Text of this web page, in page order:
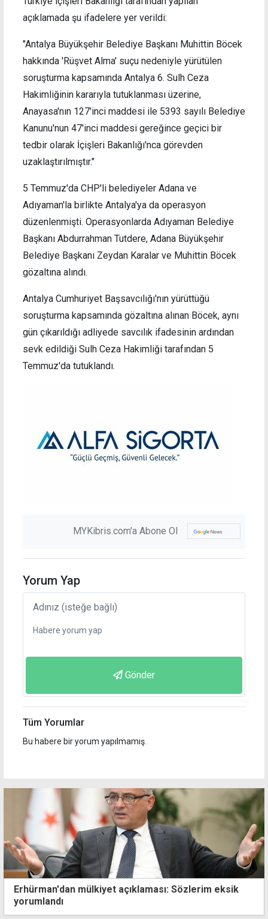
açıklamada şu ifadelere yer verildi:
"Antalya Büyükşehir Belediye Başkanı Muhittin Böcek
hakkında 'Rüşvet Alma' suçu nedeniyle yürütülen
soruşturma kapsamında Antalya 6. Sulh Ceza
Hakimliğinin kararıyla tutuklanması üzerine,
Anayasa'nın 127'inci maddesi ile 5393 sayılı Belediye
Kanunu'nun 47'inci maddesi gereğince geçici bir
tedbir olarak İçişleri Bakanlığı'nca görevden
uzaklaştırılmıştır."
5 Temmuz'da CHP'li belediyeler Adana ve
Adıyaman'la birlikte Antalya'ya da operasyon
düzenlenmişti. Operasyonlarda Adıyaman Belediye
Başkanı Abdurrahman Tutdere, Adana Büyükşehir
Belediye Başkanı Zeydan Karalar ve Muhittin Böcek
gözaltına alındı.
Antalya Cumhuriyet Başsavcılığı'nın yürüttüğü
soruşturma kapsamında gözaltına alınan Böcek, aynı
gün çıkarıldığı adliyede savcılık ifadesinin ardından
sevk edildiği Sulh Ceza Hakimliği tarafından 5
Temmuz'da tutuklandı.
MYKibris.com'a Abone Ol
Yorum Yap
Gönder
Tüm Yorumlar
Bu habere bir yorum yapılmamış.
Erhürman'dan mülkiyet açıklaması: Sözlerim eksik
yorumlandı